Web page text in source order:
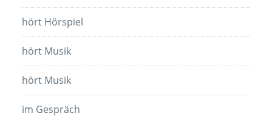
hört Hörspiel
hört Musik
hört Musik
im Gespräch